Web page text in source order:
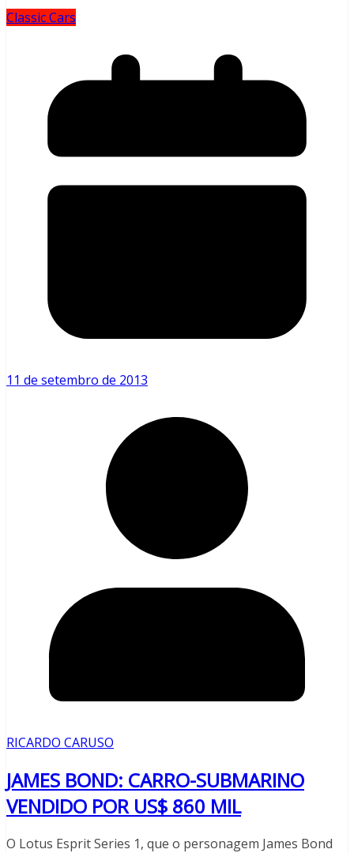
Classic Cars
11 de setembro de 2013
RICARDO CARUSO
JAMES BOND: CARRO-SUBMARINO
VENDIDO POR US$ 860 MIL
O Lotus Esprit Series 1, que o personagem James Bond